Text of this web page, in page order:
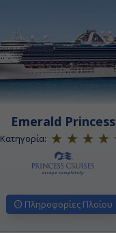
Emerald Princess
Κατηγορία:
Πληροφορίες Πλοίου